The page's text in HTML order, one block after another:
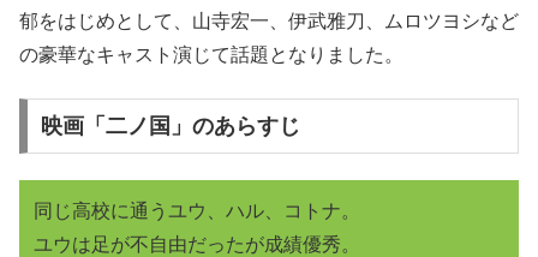
郁をはじめとして、山寺宏一、伊武雅刀、ムロツヨシなど
の豪華なキャスト演じて話題となりました。
映画「二ノ国」のあらすじ
同じ高校に通うユウ、ハル、コトナ。
ユウは足が不自由だったが成績優秀。